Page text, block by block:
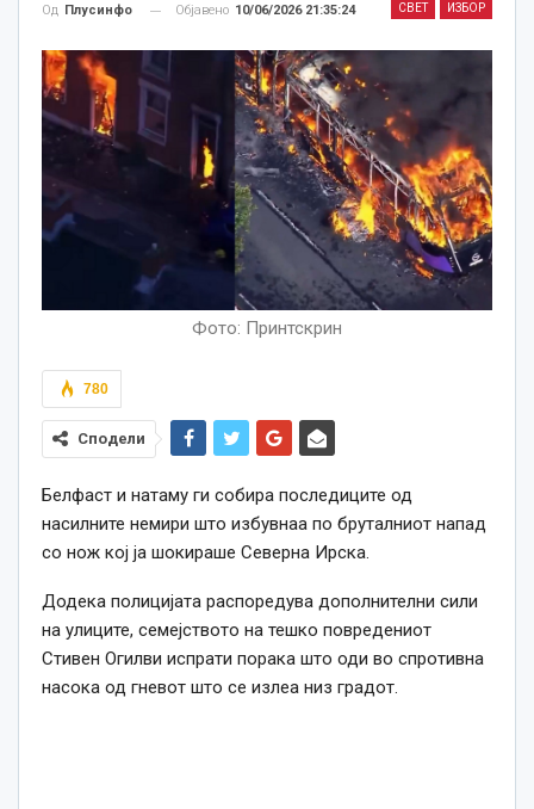
СВЕТ ИЗБОР
Од Плусинфо Објавено 10/06/2026 21:35:24
Фото: Принтскрин
780
Сподели
Белфаст и натаму ги собира последиците од
насилните немири што избувнаа по бруталниот напад
со нож кој ја шокираше Северна Ирска.
Додека полицијата распоредува дополнителни сили
на улиците, семејството на тешко повредениот
Стивен Огилви испрати порака што оди во спротивна
насока од гневот што се излеа низ градот.